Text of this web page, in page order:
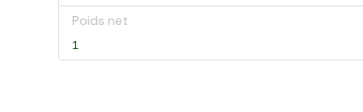
Poids net
1